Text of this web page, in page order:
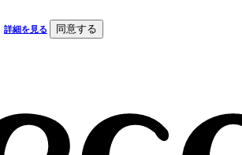
詳細を見る 同意する